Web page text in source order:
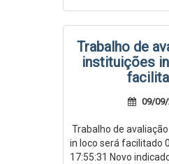
Trabalho de
instituições
09/
Trabalho de
in loco será facilitado
17:55:31 Novo